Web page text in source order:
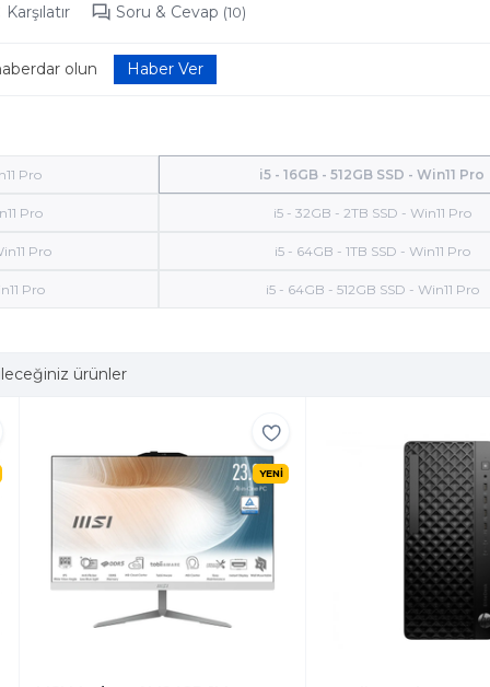
Karşılatır Soru & Cevap (10)
olun
Pro i5 - 16GB - 512GB SSD - Win11 Pro
Pro i5 - 32GB - 2TB SSD - Win11 Pro
Pro i5 - 64GB - 1TB SSD - Win11 Pro
Pro i5 - 64GB - 512GB SSD - Win11 Pro
ürünler
YENİ